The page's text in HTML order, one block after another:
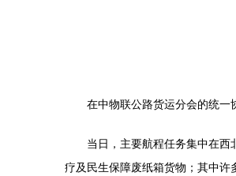
在中物联公路货运分会的统一
当日，主要航程任务集中在
疗及民生保障废纸箱货物；其中